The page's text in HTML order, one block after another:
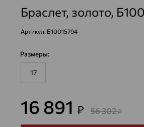
Браслет, золото,
Артикул: Б10015794
Размеры:
17
16 891 ₽ 56 302₽